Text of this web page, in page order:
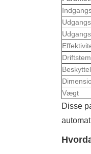
Vægt
Disse